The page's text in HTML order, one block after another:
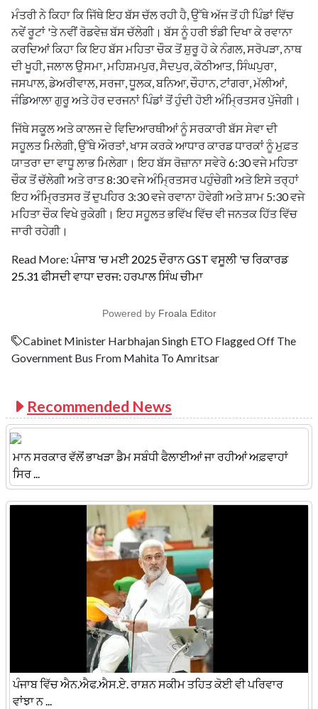
ਮੰਤਰੀ ਨੇ ਕਿਹਾ ਕਿ ਜਿੱਥੇ ਇਹ ਬੱਸ ਚੱਲ ਰਹੀ ਹੈ, ਉੱਥੇ ਅੱਜ ਤੋਂ ਹੀ ਪਿੰਡਾਂ ਵਿੱਚ
ਨਵੇਂ ਰੂਟਾਂ 'ਤੇ ਨਵੀਂ ਰੋਡਵੇਜ਼ ਬੱਸ ਚੱਲੇਗੀ। ਬੱਸ ਨੂੰ ਹਰੀ ਝੰਡੀ ਦਿਖਾ ਕੇ ਰਵਾਨਾ
ਕਰਦਿਆਂ ਕਿਹਾ ਕਿ ਇਹ ਬੱਸ ਮਹਿਤਾ ਚੌਕ ਤੋਂ ਸ਼ੁਰੂ ਹੋ ਕੇ ਨੰਗਲ, ਸਰੋਪੜਾ, ਨਾਥ
ਦੀ ਖੂਹੀ, ਜਲਾਲ ਉਸਮਾ, ਮਹਿਸ਼ਮਪੁਰ, ਸੈਦਪੁਰ, ਕੋਠੀਆਤ, ਸਿੰਘਪੁਰਾ,
ਜਸਪਾਲ, ਡੇਅਰੀਵਾਲ, ਸਰਜਾ, ਧੂਲਕ, ਬਨਿਆ, ਚੌਹਾਨ, ਟਾਂਗਰਾ, ਮੱਲੀਆਂ,
ਜੰਡਿਆਲਾ ਗੁਰੂ ਅਤੇ ਹੋਰ ਦਰਜਨਾਂ ਪਿੰਡਾਂ ਤੋਂ ਹੁੰਦੀ ਹੋਈ ਅੰਮ੍ਰਿਤਸਰ ਪੁੱਜੇਗੀ।
ਜਿੱਥੇ ਸਕੂਲ ਅਤੇ ਕਾਲਜ ਦੇ ਵਿਦਿਆਰਥੀਆਂ ਨੂੰ ਸਰਕਾਰੀ ਬੱਸ ਸੇਵਾ ਦੀ
ਸਹੂਲਤ ਮਿਲੇਗੀ, ਉੱਥੇ ਔਰਤਾਂ, ਖਾਸ ਕਰਕੇ ਆਧਾਰ ਕਾਰਡ ਧਾਰਕਾਂ ਨੂੰ ਮੁਫ਼ਤ
ਯਾਤਰਾ ਦਾ ਵਾਧੂ ਲਾਭ ਮਿਲੇਗਾ। ਇਹ ਬੱਸ ਰੋਜ਼ਾਨਾ ਸਵੇਰੇ 6:30 ਵਜੇ ਮਹਿਤਾ
ਚੌਕ ਤੋਂ ਚੱਲੇਗੀ ਅਤੇ ਰਾਤ 8:30 ਵਜੇ ਅੰਮ੍ਰਿਤਸਰ ਪਹੁੰਚੇਗੀ ਅਤੇ ਇਸੇ ਤਰ੍ਹਾਂ
ਇਹ ਅੰਮ੍ਰਿਤਸਰ ਤੋਂ ਦੁਪਹਿਰ 3:30 ਵਜੇ ਰਵਾਨਾ ਹੋਵੇਗੀ ਅਤੇ ਸ਼ਾਮ 5:30 ਵਜੇ
ਮਹਿਤਾ ਚੌਕ ਵਿਖੇ ਰੁਕੇਗੀ। ਇਹ ਸਹੂਲਤ ਭਵਿੱਖ ਵਿੱਚ ਵੀ ਜਨਤਕ ਹਿੱਤ ਵਿੱਚ
ਜਾਰੀ ਰਹੇਗੀ।
Read More:ਪੰਜਾਬ 'ਚ ਮਈ 2025 ਦੌਰਾਨ GST ਵਸੂਲੀ 'ਚ ਰਿਕਾਰਡ
25.31 ਫੀਸਦੀ ਵਾਧਾ ਦਰਜ: ਹਰਪਾਲ ਸਿੰਘ ਚੀਮਾ
Powered by Froala Editor
Cabinet Minister Harbhajan Singh ETO Flagged Off The
Government Bus From Mahita To Amritsar
Recommended News
ਮਾਨ ਸਰਕਾਰ ਵੱਲੋਂ ਭਾਖੜਾ ਡੈਮ ਸਬੰਧੀ ਫੈਲਾਈਆਂ ਜਾ ਰਹੀਆਂ ਅਫ਼ਵਾਹਾਂ
ਸਿਰ ...
ਪੰਜਾਬ ਵਿੱਚ ਐਨ.ਐਫ.ਐਸ.ਏ. ਰਾਸ਼ਨ ਸਕੀਮ ਤਹਿਤ ਕੋਈ ਵੀ ਪਰਿਵਾਰ
ਵਾਂਝਾ ਨ ...